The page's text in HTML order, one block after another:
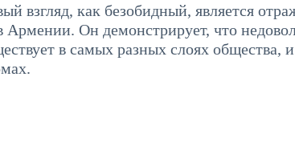
взгляд, как безобидный, является
Он демонстрирует, что
в самых разных слоях общества,